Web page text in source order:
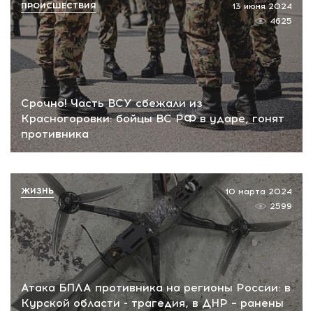
Срочно! Часть ВСУ сбежали из
Красногоровки: бойцы ВС РФ в ударе, гонят
противника
13 июня 2024
4625
ПРОИСШЕСТВИЯ
Атака БПЛА противника на регионы России: в
Курской области - трагедия, в ДНР – ранены
10 марта 2024
2599
ЖИЗНЬ